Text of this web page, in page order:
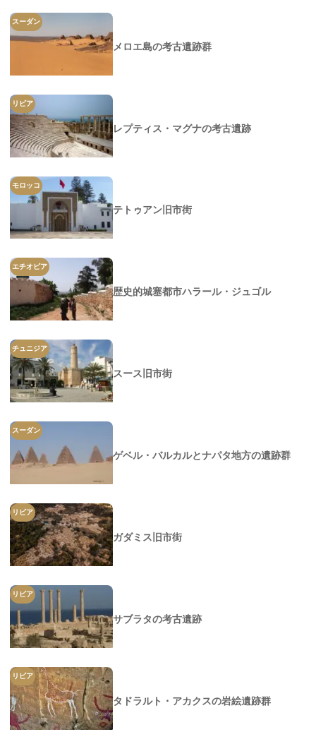
スーダン
メロエ島の考古遺跡群
リビア
レプティス・マグナの考古遺跡
モロッコ
テトゥアン旧市街
エチオピア
歴史的城塞都市ハラール・ジュゴル
チュニジア
スース旧市街
スーダン
ゲベル・バルカルとナパタ地方の遺跡群
リビア
ガダミス旧市街
リビア
サブラタの考古遺跡
リビア
タドラルト・アカクスの岩絵遺跡群